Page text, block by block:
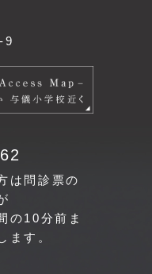
9
は問診票の
の10分前ま
ます。